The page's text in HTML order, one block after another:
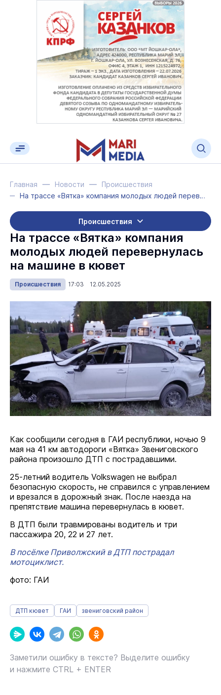
Главная Новости
Происшествия
На трассе «Вятка» компания молодых людей перевернулась на машине в кювет
Происшествия
На трассе «Вятка» компания
молодых людей перевернулась
на машине в кювет
Происшествия 17:03 12.05.2025
Как сообщили сегодня в ГАИ республики, ночью 9
мая на 41 км автодороги «Вятка» Звениговского
района произошло ДТП с пострадавшими.
25-летний водитель Volkswagen не выбрал
безопасную скорость, не справился с управлением
и врезался в дорожный знак. После наезда на
препятствие машина перевернулась в кювет.
В ДТП были травмированы водитель и три
пассажира 20, 22 и 27 лет.
В посёлке Приволжский в ДТП пострадал
мотоциклист.
фото: ГАИ
ДТП кювет ГАИ звениговский район
Заметили ошибку в тексте? Выделите ошибку
и нажмите CTRL + ENTER